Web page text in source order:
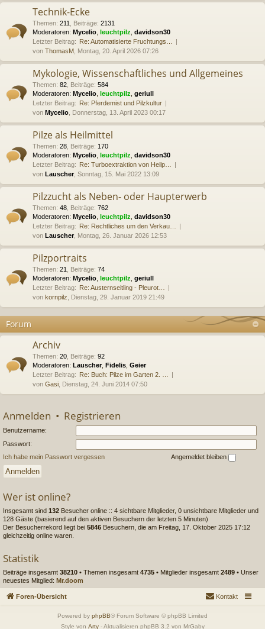
Technik-Ecke
Themen: 211 Beiträge: 2131
Moderatoren: Mycelio leuchtpilz davidson30
Letzter Beitrag: Re: Automatisierte Fruchtungs…
von ThomasM , Montag, 20. April 2026 07:26
Mykologie, Wissenschaftliches und Allgemeines
Themen: 82 Beiträge: 584
Moderatoren: Mycelio leuchtpilz geriull
Letzter Beitrag: Re: Pferdemist und Pilzkultur
von Mycelio , Donnerstag, 13. April 2023 00:17
Pilze als Heilmittel
Themen: 28 Beiträge: 170
Moderatoren: Mycelio leuchtpilz davidson30
Letzter Beitrag: Re: Turboextraktion von Heilp…
von Lauscher, Sonntag, 15. Mai 2022 13:09
Pilzzucht als Neben- oder Haupterwerb
Themen: 48 Beiträge: 762
Moderatoren: Mycelio leuchtpilz davidson30
Letzter Beitrag: Re: Rechtliches um den Verkau…
von Lauscher, Montag, 26. Januar 2026 12:53
Pilzportraits
Themen: 21 Beiträge: 74
Moderatoren: Mycelio leuchtpilz geriull
Letzter Beitrag: Re: Austernseitling - Pleurot…
von kornpilz , Dienstag, 29. Januar 2019 21:49
Forum
Archiv
Themen: 20 Beiträge: 92
Moderatoren: Lauscher, Fidelis Geier
Letzter Beitrag: Re: Buch: Pilze im Garten 2. …
von Gasi , Dienstag, 24. Juni 2014 07:50
Anmelden • Registrieren
Benutzername:
Passwort:
Ich habe mein Passwort vergessen
Angemeldet bleiben
Wer ist online?
Insgesamt sind 132 Besucher online :: 4 sichtbare Mitglieder, 0 unsichtbare Mitglieder und
128 Gäste (basierend auf den aktiven Besuchern der letzten 5 Minuten)
Der Besucherrekord liegt bei 5846 Besuchern, die am Freitag, 17. Oktober 2025 17:12
gleichzeitig online waren.
Statistik
Beiträge insgesamt 38210 • Themen insgesamt 4735 • Mitglieder insgesamt 2489 • Unser
neuestes Mitglied: Mr.doom
Foren-Übersicht Kontakt
Powered by phpBB® Forum Software © phpBB Limited
Style von Arty- Aktualisieren phpBB 3.2 von MrGaby